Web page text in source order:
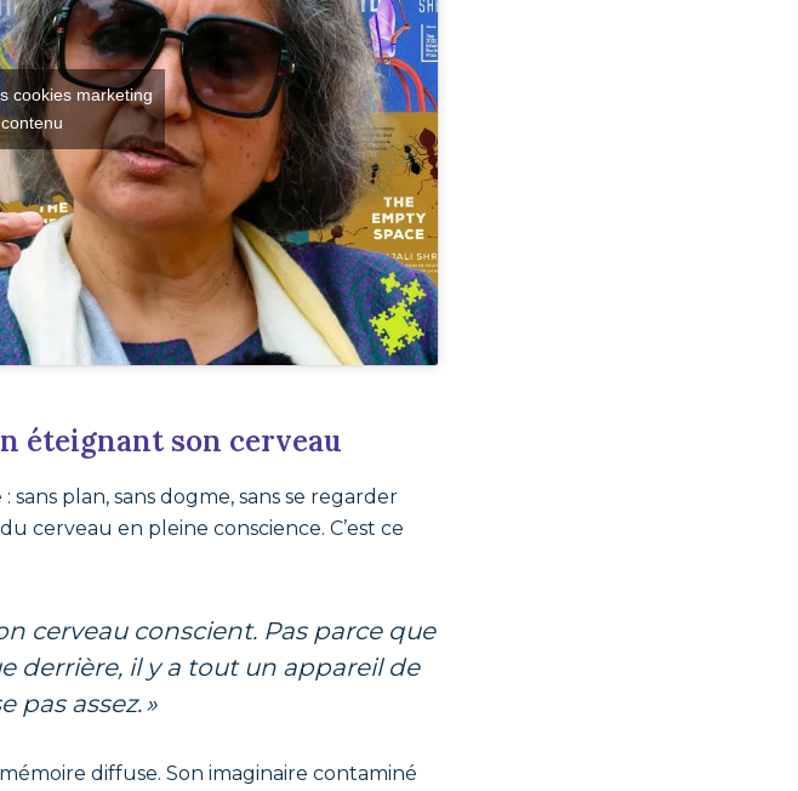
cookies marketing
éteignant son cerveau
plan, sans dogme, sans se regarder
cerveau en pleine conscience. C’est ce
derrière, il y a tout un appareil de
pas assez. »
diffuse. Son imaginaire contaminé